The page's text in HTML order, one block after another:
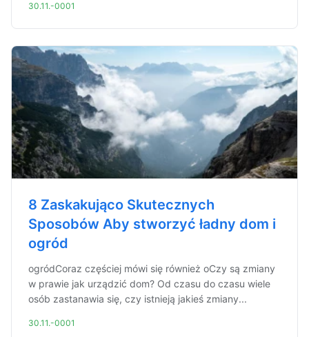
30.11.-0001
8 Zaskakująco Skutecznych
Sposobów Aby stworzyć ładny dom i
ogród
ogródCoraz częściej mówi się również oCzy są zmiany
w prawie jak urządzić dom? Od czasu do czasu wiele
osób zastanawia się, czy istnieją jakieś zmiany...
30.11.-0001